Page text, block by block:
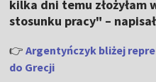
kilka dni temu złożyłam
stosunku pracy" –
👉Argentyńczyk bliżej
do Grecji